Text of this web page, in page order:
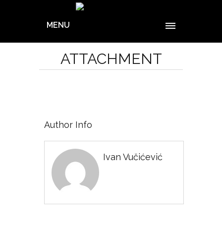
MENU
ATTACHMENT
Author Info
Ivan Vučićević